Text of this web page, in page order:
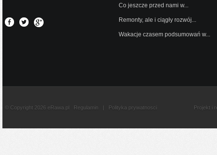
Co jeszcze przed nami w...
Remonty, ale i ciągły rozwój...
Wakacje czasem podsumowań w...
© Copyright 2026 eRawa.pl Regulamin | Polityka prywatnosci Projekt i